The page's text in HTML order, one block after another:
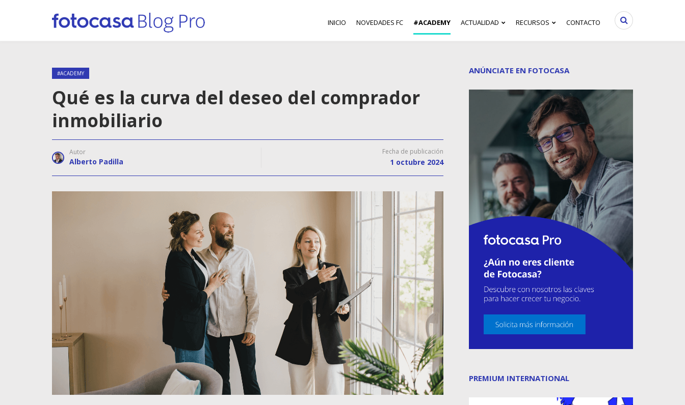
INICIO NOVEDADES FC #ACADEMY ACTUALIDAD RECURSOS CONTACTO
#ACADEMY
Qué es la curva del deseo del comprador
inmobiliario
Autor
Alberto Padilla
Fecha de publicación
1 octubre 2024
ANÚNCIATE EN FOTOCASA
PREMIUM INTERNATIONAL